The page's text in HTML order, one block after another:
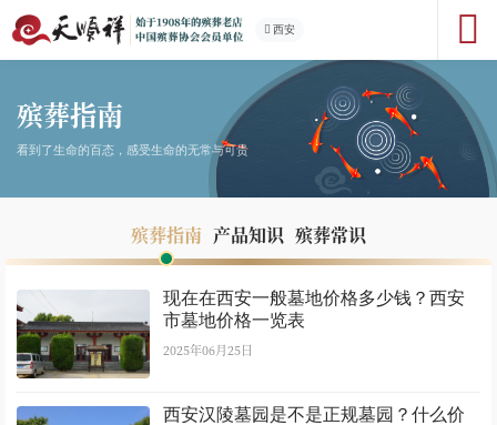
西安
殡葬指南
看到了生命的百态，感受生命的无常与可贵
殡葬指南 产品知识 殡葬常识
现在在西安一般墓地价格多少钱？西安
市墓地价格一览表
2025年06月25日
西安汉陵墓园是不是正规墓园？什么价